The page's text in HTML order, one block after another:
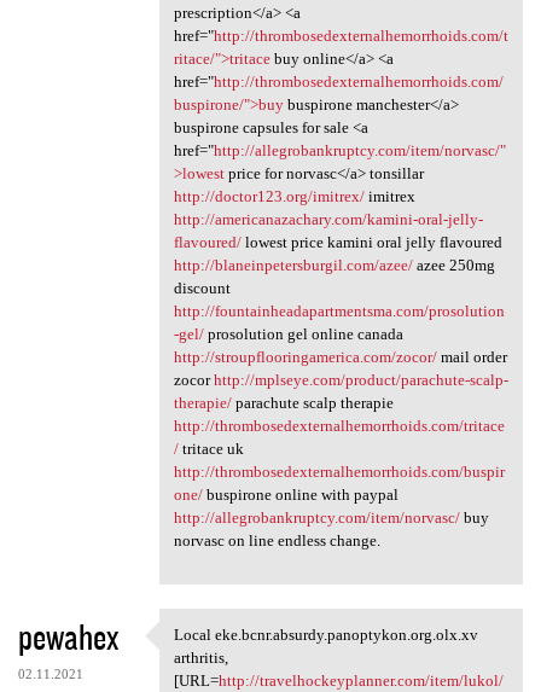
prescription</a> <a
href="http://thrombosedexternalhemorrhoids.com/t
ritace/">tritacebuy online</a> <a
href="http://thrombosedexternalhemorrhoids.com/
buspirone/">buybuspirone manchester</a>
buspirone capsules for sale <a
href="http://allegrobankruptcy.com/item/norvasc/"
>lowestprice for norvasc</a> tonsillar
http://doctor123.org/imitrex/imitrex
http://americanazachary.com/kamini-oral-jelly-
flavoured/lowest price kamini oral jelly flavoured
http://blaneinpetersburgil.com/azee/azee 250mg
discount
http://fountainheadapartmentsma.com/prosolution
-gel/prosolution gel online canada
http://stroupflooringamerica.com/zocor/mail order
zocorhttp://mplseye.com/product/parachute-scalp-
therapie/parachute scalp therapie
http://thrombosedexternalhemorrhoids.com/tritace
/tritace uk
http://thrombosedexternalhemorrhoids.com/buspir
one/buspirone online with paypal
http://allegrobankruptcy.com/item/norvasc/buy
norvasc on line endless change.
pewahex
02.11.2021
Local eke.bcnr.absurdy
Local eke.bcnr.absurdy.panoptykon.org.olx.xv
arthritis,
[URL=http://travelhockeyplanner.com/item/lukol/